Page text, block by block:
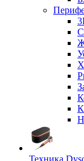
Техника